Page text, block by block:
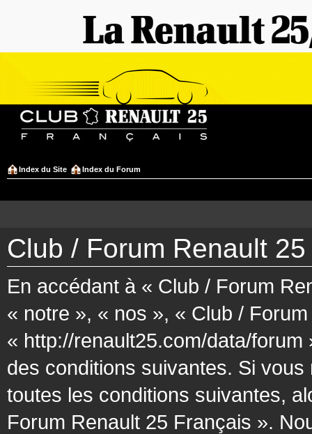
Index du Site Index du Forum
Club / Forum Renault
En accédant à « Club / Forum
« notre », « nos », « Club /
« http://renault25.com/data/
des conditions suivantes. Si vous
toutes les conditions suivantes,
Forum Renault 25 Français ».